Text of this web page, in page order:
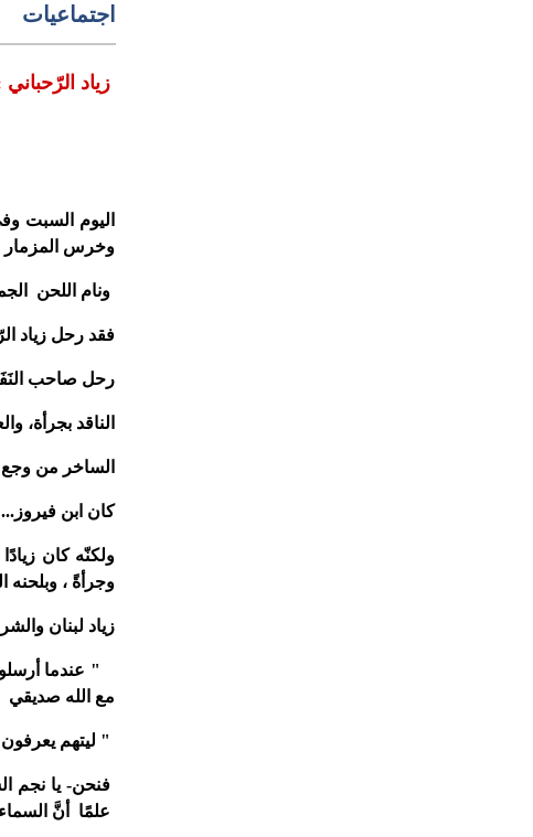
اجتماعيات
زياد
وخرس المزمار
ونام اللحن
فقد رحل زياد
رحل صاحب
الناقد بجرأة،
الساخر من
كان ابن
ولكنّه كان
وجرأةً ، وبلحنه
زياد لبنان
" عندما
مع الله
" ليتهم
فنحن- يا نجم
علمًا أنَّ